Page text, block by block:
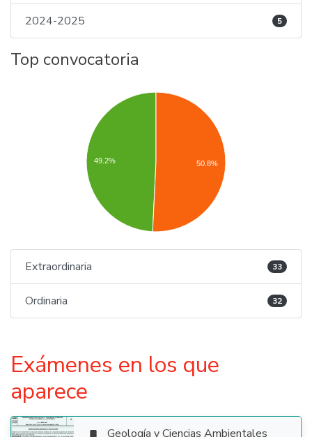
2024-2025 5
Top convocatoria
49.2% 50.8%
Extraordinaria 33
Ordinaria 32
Exámenes en los que
aparece
 Geología y Ciencias Ambientales